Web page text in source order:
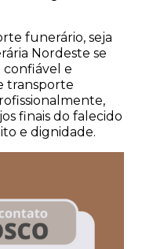
funerário, seja
Nordeste se
confiável e
transporte
finais do falecido
e dignidade.